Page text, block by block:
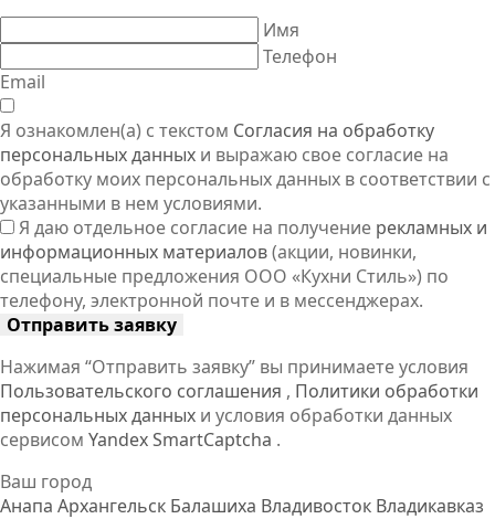
Имя
Телефон
Email
Я ознакомлен(а) с текстом Согласия на обработку
персональных данных и выражаю свое согласие на
обработку моих персональных данных в соответствии с
указанными в нем условиями.
Я даю отдельное согласие на получение рекламных и
информационных материалов(акции, новинки,
специальные предложения ООО «Кухни Стиль») по
телефону, электронной почте и в мессенджерах.
Отправить заявку
Нажимая “Отправить заявку” вы принимаете условия
Пользовательского соглашения , Политики обработки
персональных данных и условия обработки данных
сервисом Yandex SmartCaptcha .
Ваш город
Анапа Архангельск Балашиха Владивосток Владикавказ